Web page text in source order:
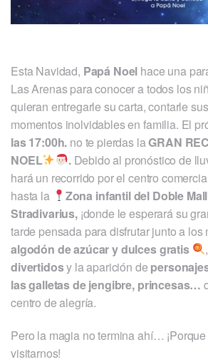
Esta Navidad, Papá Noel hace una
Las Arenas para conocer a todos los
quieran entregarle su carta, contarle
momentos inolvidables en familia. El
las 17:00h. no te pierdas laGRAN
NOEL
. Debido al pronóstico de
hará un recorrido por el centro
hasta la
Zona infantil del Doble
Stradivarius, ¡donde le esperará su
tarde pensada para disfrutar junto a los
algodón de azúcar y dulces gratis
,
divertidosy la aparición de
las galletas de jengibre, princesas…
centro de alegría.
Pero la magia no termina ahí…
visitarnos!